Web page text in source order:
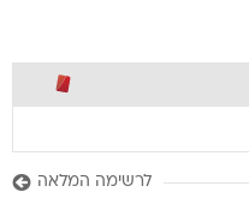
לרשימה המלאה